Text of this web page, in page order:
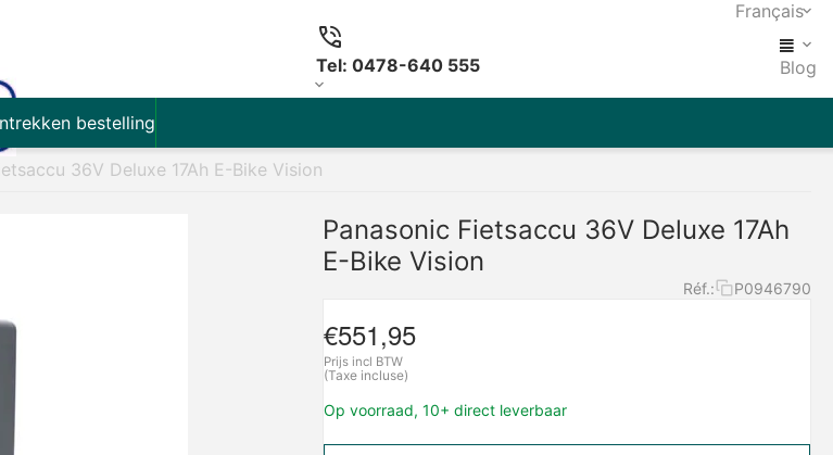
Français
Tel: 0478-640 555 Blog
bestelling
36V Deluxe 17Ah E-Bike Vision
Panasonic Fietsaccu 36V Deluxe 17Ah
E-Bike Vision
Réf.: P0946790
€551,95
Prijs incl BTW
(Taxe incluse)
Op voorraad, 10+ direct leverbaar